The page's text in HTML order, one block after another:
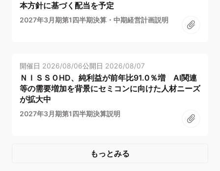
本方針に基づく配当を予定
2027年3月期第1四半期決算・中期経営計画説明
開催日 2026/08/06公開日 2026/08/07
ＮＩＳＳＯHD、純利益が前年比91.0％増 AI関連
等の需要増加を背景にセミコンに向けた人材ニーズ
が拡大中
2027年3月期第1四半期決算説明
もっとみる